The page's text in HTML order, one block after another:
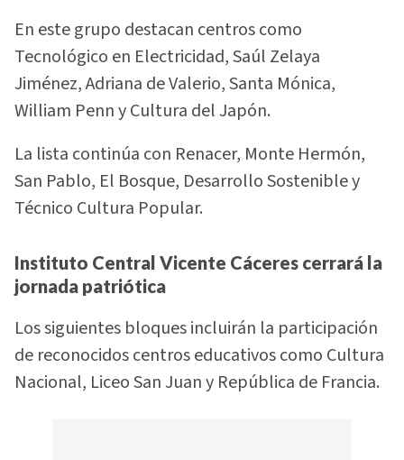
En este grupo destacan centros como
Tecnológico en Electricidad, Saúl Zelaya
Jiménez, Adriana de Valerio, Santa Mónica,
William Penn y Cultura del Japón.
La lista continúa con Renacer, Monte Hermón,
San Pablo, El Bosque, Desarrollo Sostenible y
Técnico Cultura Popular.
Instituto Central Vicente Cáceres cerrará la
jornada patriótica
Los siguientes bloques incluirán la participación
de reconocidos centros educativos como Cultura
Nacional, Liceo San Juan y República de Francia.